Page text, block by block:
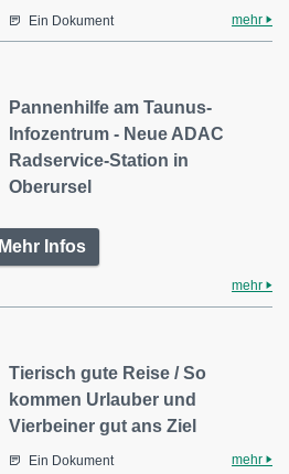
Ein Dokument mehr
Pannenhilfe am Taunus-
Infozentrum - Neue ADAC
Radservice-Station in
Oberursel
Mehr Infos
mehr
Tierisch gute Reise / So
kommen Urlauber und
Vierbeiner gut ans Ziel
Ein Dokument mehr